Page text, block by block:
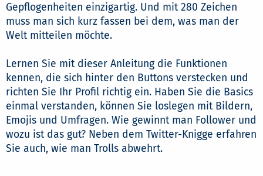
Gepflogenheiten einzigartig. Und mit 280 Zeichen
muss man sich kurz fassen bei dem, was man der
Welt mitteilen möchte.
Lernen Sie mit dieser Anleitung die Funktionen
kennen, die sich hinter den Buttons verstecken und
richten Sie Ihr Profil richtig ein. Haben Sie die Basics
einmal verstanden, können Sie loslegen mit Bildern,
Emojis und Umfragen. Wie gewinnt man Follower und
wozu ist das gut? Neben dem Twitter-Knigge erfahren
Sie auch, wie man Trolls abwehrt.